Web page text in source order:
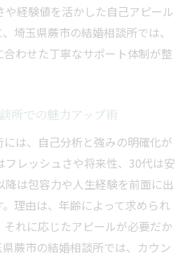
経験値を活かした自己アピール
埼玉県蕨市の結婚相談所では、
わせた丁寧なサポート体制が整
所での魅力アップ術
は、自己分析と強みの明確化が
フレッシュさや将来性、30代は安
は包容力や人生経験を前面に出
理由は、年齢によって求められ
れに応じたアピールが必要だか
蕨市の結婚相談所では、カウン